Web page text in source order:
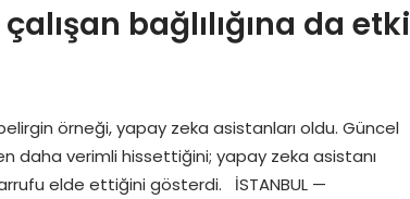
bağlılığına da etki
örneği, yapay zeka asistanları oldu. Güncel
daha verimli hissettiğini; yapay zeka asistanı
elde ettiğini gösterdi. İSTANBUL —